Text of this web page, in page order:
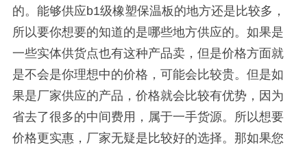
的。能够供应b1级橡塑保温板的地方还是比较多，
所以要你想要的知道的是哪些地方供应的。如果是
一些实体供货点也有这种产品卖，但是价格方面就
是不会是你理想中的价格，可能会比较贵。但是如
果是厂家供应的产品，价格就会比较有优势，因为
省去了很多的中间费用，属于一手货源。所以想要
价格更实惠，厂家无疑是比较好的选择。那如果您